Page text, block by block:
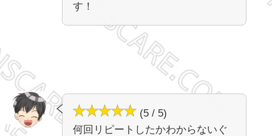
す！
(5 / 5)
何回リピートしたかわからないぐ